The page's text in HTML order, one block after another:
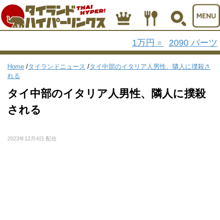
1万円 = 2090 バーツ
Home /タイランドニュース /タイ中部のイタリア人男性、隣人に撲殺さ
れる
タイ中部のイタリア人男性、隣人に撲殺
される
2023年12月4日 配信